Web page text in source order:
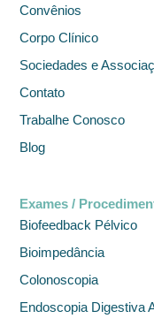
Convênios
Corpo Clínico
Sociedades e
Contato
Trabalhe Conosco
Blog
Exames /
Biofeedback Pélvico
Bioimpedância
Colonoscopia
Endoscopia Digestiva